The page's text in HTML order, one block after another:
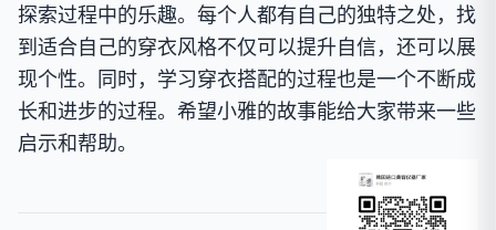
探索过程中的乐趣。每个人都有自己的独特之处，找
到适合自己的穿衣风格不仅可以提升自信，还可以展
现个性。同时，学习穿衣搭配的过程也是一个不断成
长和进步的过程。希望小雅的故事能给大家带来一些
启示和帮助。